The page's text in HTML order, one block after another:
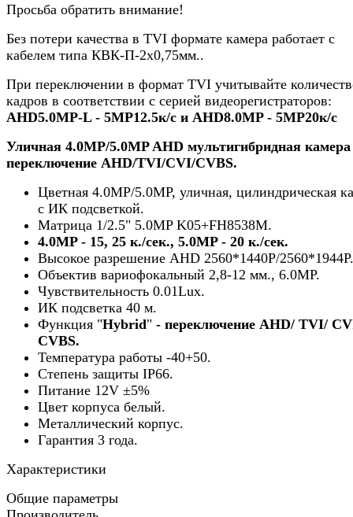
Просьба обратить внимание!
Без потери качества в TVI формате камера работает с
кабелем типа КВК-П-2х0,75мм..
При переключении в формат TVI учитывайте
кадров в соответствии с серией видеорегистраторов:
AHD5.0MP-L - 5МР12.5к/с и AHD8.0MP - 5MP20к/с
Уличная 4.0MP/5.0MP AHD мультигибридная
переключение AHD/TVI/CVI/CVBS.
Цветная 4.0MP/5.0MP, уличная, цилиндрическая
с ИК подсветкой.
Матрица 1/2.5" 5.0MP K05+FH8538M.
4.0MP - 15, 25 к./сек., 5.0MP - 20 к./сек.
Высокое разрешение AHD 2560*1440P/2560*1944P.
Объектив вариофокальный 2,8-12 мм., 6.0MP.
Чувствительность 0.01Lux.
ИК подсветка 40 м.
Функция "Hybrid" - переключение AHD/ TVI/
CVBS.
Температура работы -40+50.
Cтепень защиты IP66.
Питание 12V ±5%
Цвет корпуса белый.
Металлический корпус.
Гарантия 3 года.
Характеристики
Общие параметры